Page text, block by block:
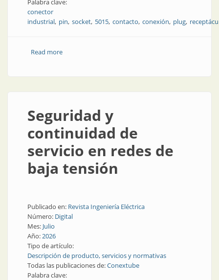
Palabra clave:
conector
industrial pin socket 5015 contacto conexión plug
Read moreabout Conectores industriales
Seguridad y
continuidad de
servicio en redes de
baja tensión
Publicado en: Revista Ingeniería Eléctrica
Número: Digital
Mes: Julio
Año:2026
Tipo de artículo:
Descripción de producto, servicios y normativas
Todas las publicaciones de:Conextube
Palabra clave: